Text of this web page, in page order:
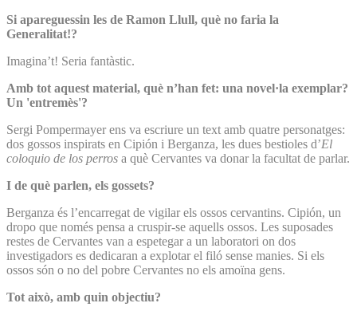
Si apareguessin les de Ramon Llull, què no faria la
Generalitat!?
Imagina’t! Seria fantàstic.
Amb tot aquest material, què n’han fet: una novel·la exemplar?
Un 'entremès'?
Sergi Pompermayer ens va escriure un text amb quatre personatges:
dos gossos inspirats en Cipión i Berganza, les dues bestioles d’El
coloquio de los perros a què Cervantes va donar la facultat de parlar.
I de què parlen, els gossets?
Berganza és l’encarregat de vigilar els ossos cervantins. Cipión, un
dropo que només pensa a cruspir-se aquells ossos. Les suposades
restes de Cervantes van a espetegar a un laboratori on dos
investigadors es dedicaran a explotar el filó sense manies. Si els
ossos són o no del pobre Cervantes no els amoïna gens.
Tot això, amb quin objectiu?